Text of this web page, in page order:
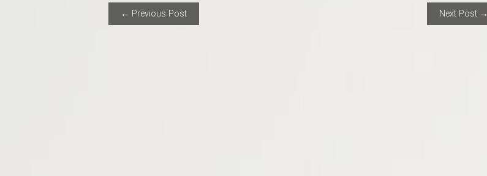
POST NAVIGATION
← Previous Post Next Post →